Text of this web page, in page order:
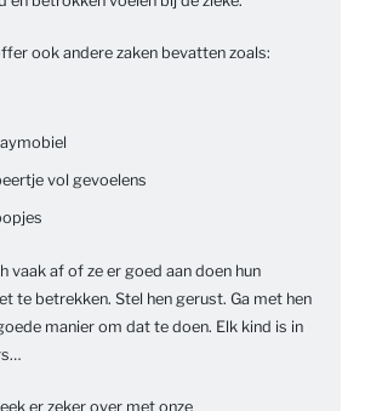
ook andere zaken bevatten zoals:
vol gevoelens
vaak af of ze er goed aan doen hun
te betrekken. Stel hen gerust. Ga met hen
manier om dat te doen. Elk kind is in
er zeker over met onze